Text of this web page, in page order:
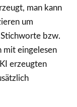
man kann
um
bzw.
mit eingelesen
erzeugten